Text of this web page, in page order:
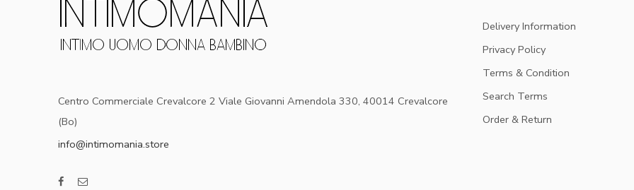
Centro Commerciale Crevalcore 2 Viale Giovanni Amendola 330, 40014 Crevalcore
(Bo)
info@intimomania.store
Delivery Information
Privacy Policy
Terms & Condition
Search Terms
Order & Return